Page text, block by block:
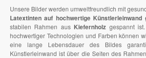
Unsere Bilder werden umweltfreundlich mit
Latextinten auf hochwertige Künstlerleinwand
stabilen Rahmen aus Kiefernholz gespannt
hochwertiger Technologien und Farben können
eine lange Lebensdauer des Bildes
Künstlerleinwand ist über die Seiten des